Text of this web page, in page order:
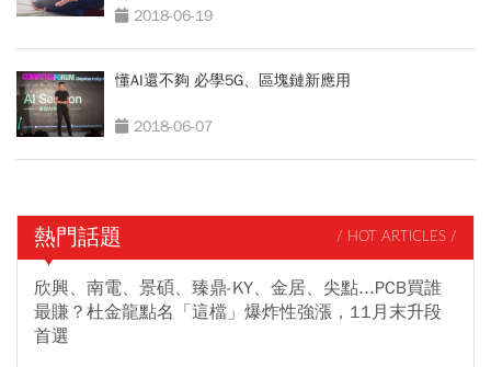
2018-06-19
懂AI還不夠 必學5G、區塊鏈新應用
2018-06-07
熱門話題 / HOT ARTICLES /
欣興、南電、景碩、臻鼎-KY、金居、尖點...PCB買誰
最賺？杜金龍點名「這檔」爆炸性強漲，11月末升段
首選